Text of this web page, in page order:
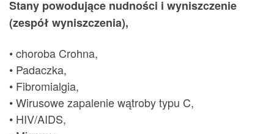
Stany powodujące nudności i wyniszczenie
(zespół wyniszczenia),
• choroba Crohna,
• Padaczka,
• Fibromialgia,
• Wirusowe zapalenie wątroby typu C,
• HIV/AIDS,